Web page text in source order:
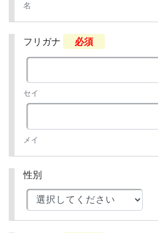
名
フリガナ 必須
セイ
メイ
性別